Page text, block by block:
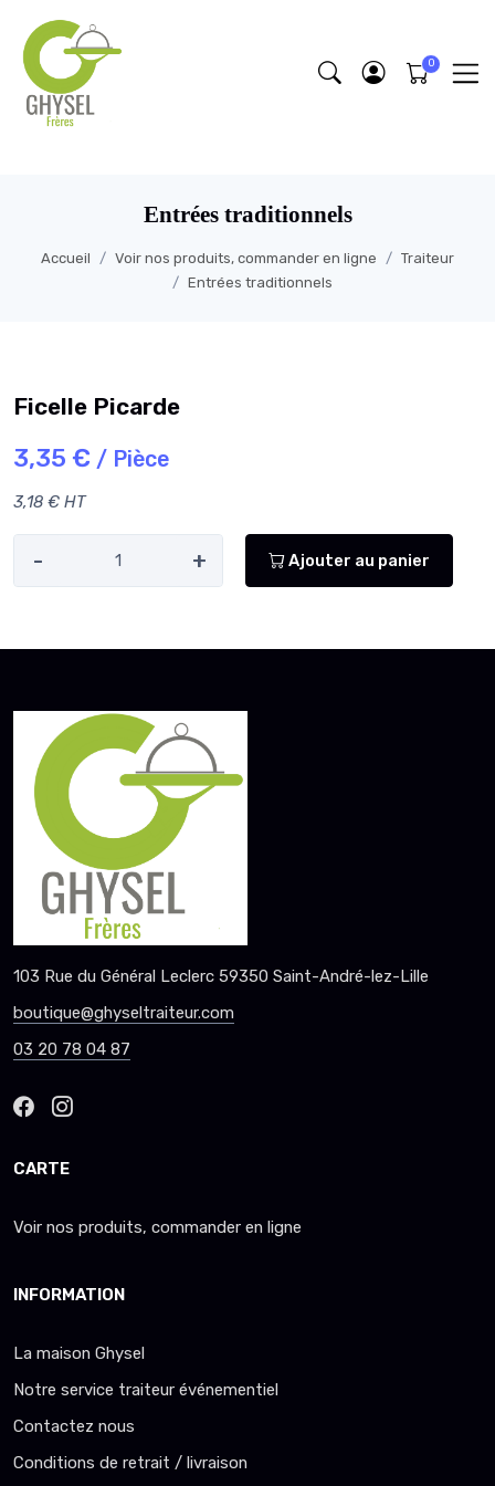
Entrées traditionnels
Accueil Voir nos produits, commander en ligne
Traiteur
Entrées traditionnels
Ficelle Picarde
3,35 € / Pièce
3,18 € HT
- + Ajouter au panier
103 Rue du Général Leclerc 59350 Saint-André-lez-Lille
boutique@ghyseltraiteur.com
03 20 78 04 87
CARTE
Voir nos produits, commander en ligne
INFORMATION
La maison Ghysel
Notre service traiteur événementiel
Contactez nous
Conditions de retrait / livraison